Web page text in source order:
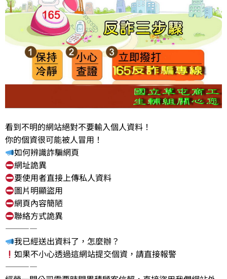
看到不明的網站絕對不要輸入個人資料！
你的個資很可能被人冒用！
如何辨識詐騙網頁
網址詭異
要使用者直接上傳私人資料
圖片明顯盜用
網頁內容簡陋
聯絡方式詭異
————
我已經送出資料了，怎麼辦？
如果不小心透過這網站提交個資，請直接報警
————